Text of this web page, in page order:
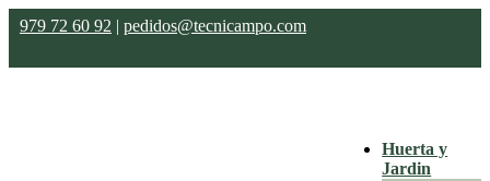
979 72 60 92 | pedidos@tecnicampo.com
Huerta y
Jardin